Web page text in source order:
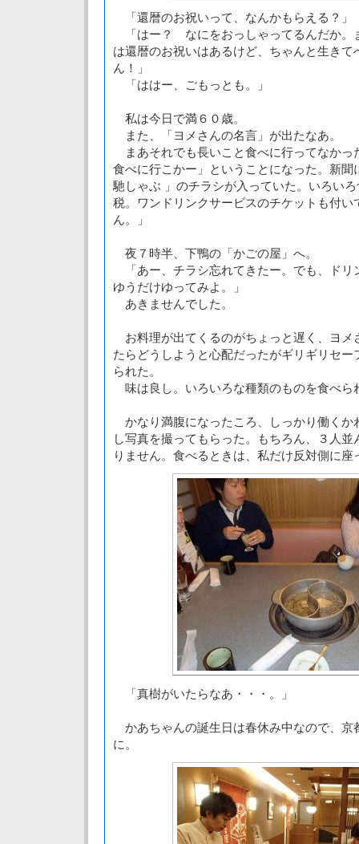
「還暦のお祝いって、なんかもらえる？」
「はー？ なにをおっしゃってるんだか。
は還暦のお祝いはあるけど、ちゃんと生きて
ん！」
「ははー、ごもっとも。」
私は今日で満６０歳。
また、「ヨメさんの名言」が出たなあ。
まあそれでも長いこと食べに行ってなかっ
食べに行こかー」ということになった。新聞
馳しゃぶ 」のチラシが入っていた。いろい
税。ワンドリンクサービスのチケットも付い
ん。」
夜７時半、下鴨の「かごの屋」へ。
「あー、チラシ忘れてきたー。でも、ドリ
ゆうだけゆってみよ。」
あきませんでした。
お料理が出てくるのがちょっと遅く、ヨメ
たらどうしようと心配だったがギリギリセ
られた。
味は良し。いろいろな種類のものを食べら
かなり満腹になったころ、しっかり働くか
し写真を撮ってもらった。もちろん、３人
りません。食べるときは、私だけ反対側に座
「真樹がいたらなあ・・・。」
かあちゃんの誕生日は春休み中なので、京
に。